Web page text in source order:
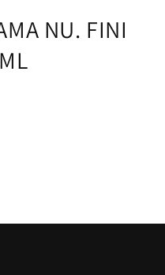
NU. FINI